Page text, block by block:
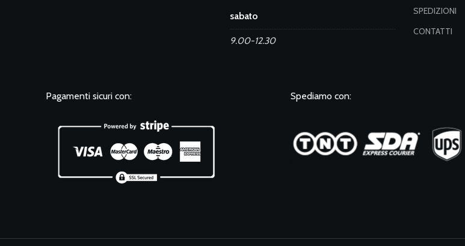
sabato
9.00-12.30
SPEDIZIONI
CONTATTI
Pagamenti sicuri con: Spediamo con: